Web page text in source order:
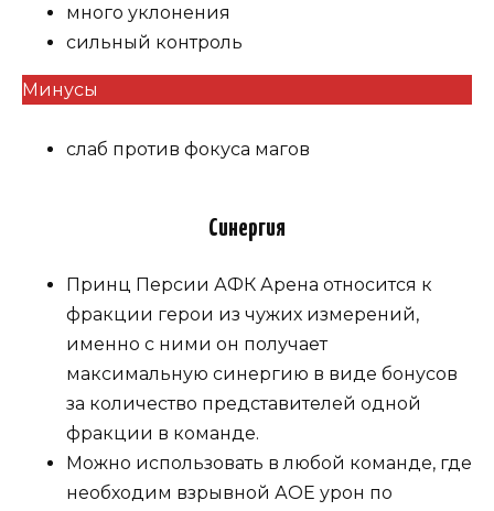
много уклонения
сильный контроль
Минусы
слаб против фокуса магов
Синергия
Принц Персии АФК Арена относится к
фракции герои из чужих измерений,
именно с ними он получает
максимальную синергию в виде бонусов
за количество представителей одной
фракции в команде.
Можно использовать в любой команде, где
необходим взрывной АОЕ урон по